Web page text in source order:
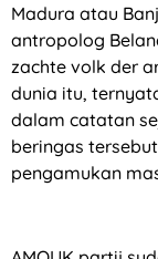
Madura atau
antropolog
zachte volk der
dunia itu,
dalam catatan
beringas
pengamukan